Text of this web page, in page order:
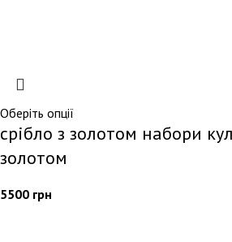
Оберіть опції
срібло з золотом набори
золотом
5500 грн